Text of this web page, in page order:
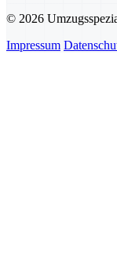
© 2026
Impressum